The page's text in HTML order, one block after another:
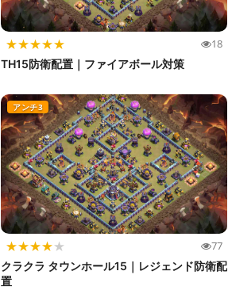
★★★★★ 18
TH15防衛配置｜ファイアボール対策
アンチ3
★★★★★ 77
クラクラ タウンホール15｜レジェンド防衛配
置